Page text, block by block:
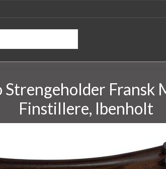
Strengeholder Fransk
Finstillere, Ibenholt